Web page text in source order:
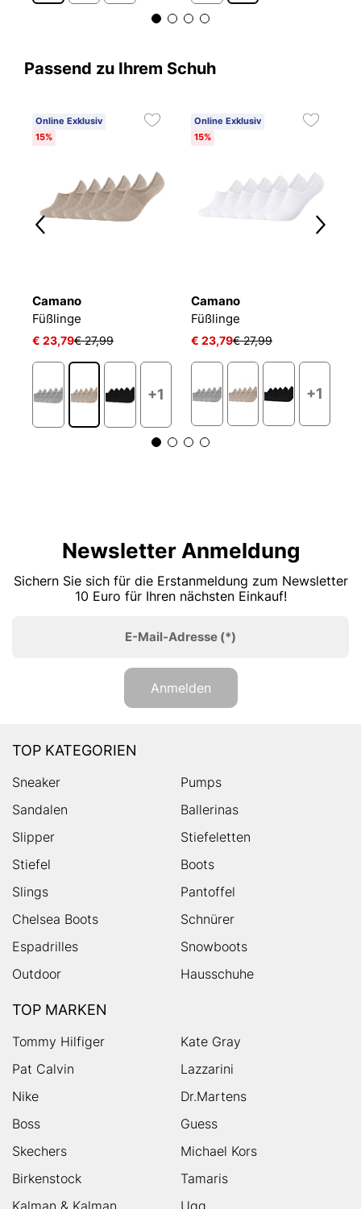
Passend zu Ihrem Schuh
Online Exklusiv
15%
Camano
Füßlinge
€ 23,79€ 27,99
+1
Online Exklusiv
15%
Camano
Füßlinge
€ 23,79€ 27,99
+1
Newsletter Anmeldung
Sichern Sie sich für die Erstanmeldung zum Newsletter
10 Euro für Ihren nächsten Einkauf!
E-Mail-Adresse (*)
Anmelden
TOP KATEGORIEN
Sneaker
Pumps
Sandalen
Ballerinas
Slipper
Stiefeletten
Stiefel
Boots
Slings
Pantoffel
Chelsea Boots
Schnürer
Espadrilles
Snowboots
Outdoor
Hausschuhe
TOP MARKEN
Tommy Hilfiger
Kate Gray
Pat Calvin
Lazzarini
Nike
Dr.Martens
Boss
Guess
Skechers
Michael Kors
Birkenstock
Tamaris
Kalman & Kalman
Ugg